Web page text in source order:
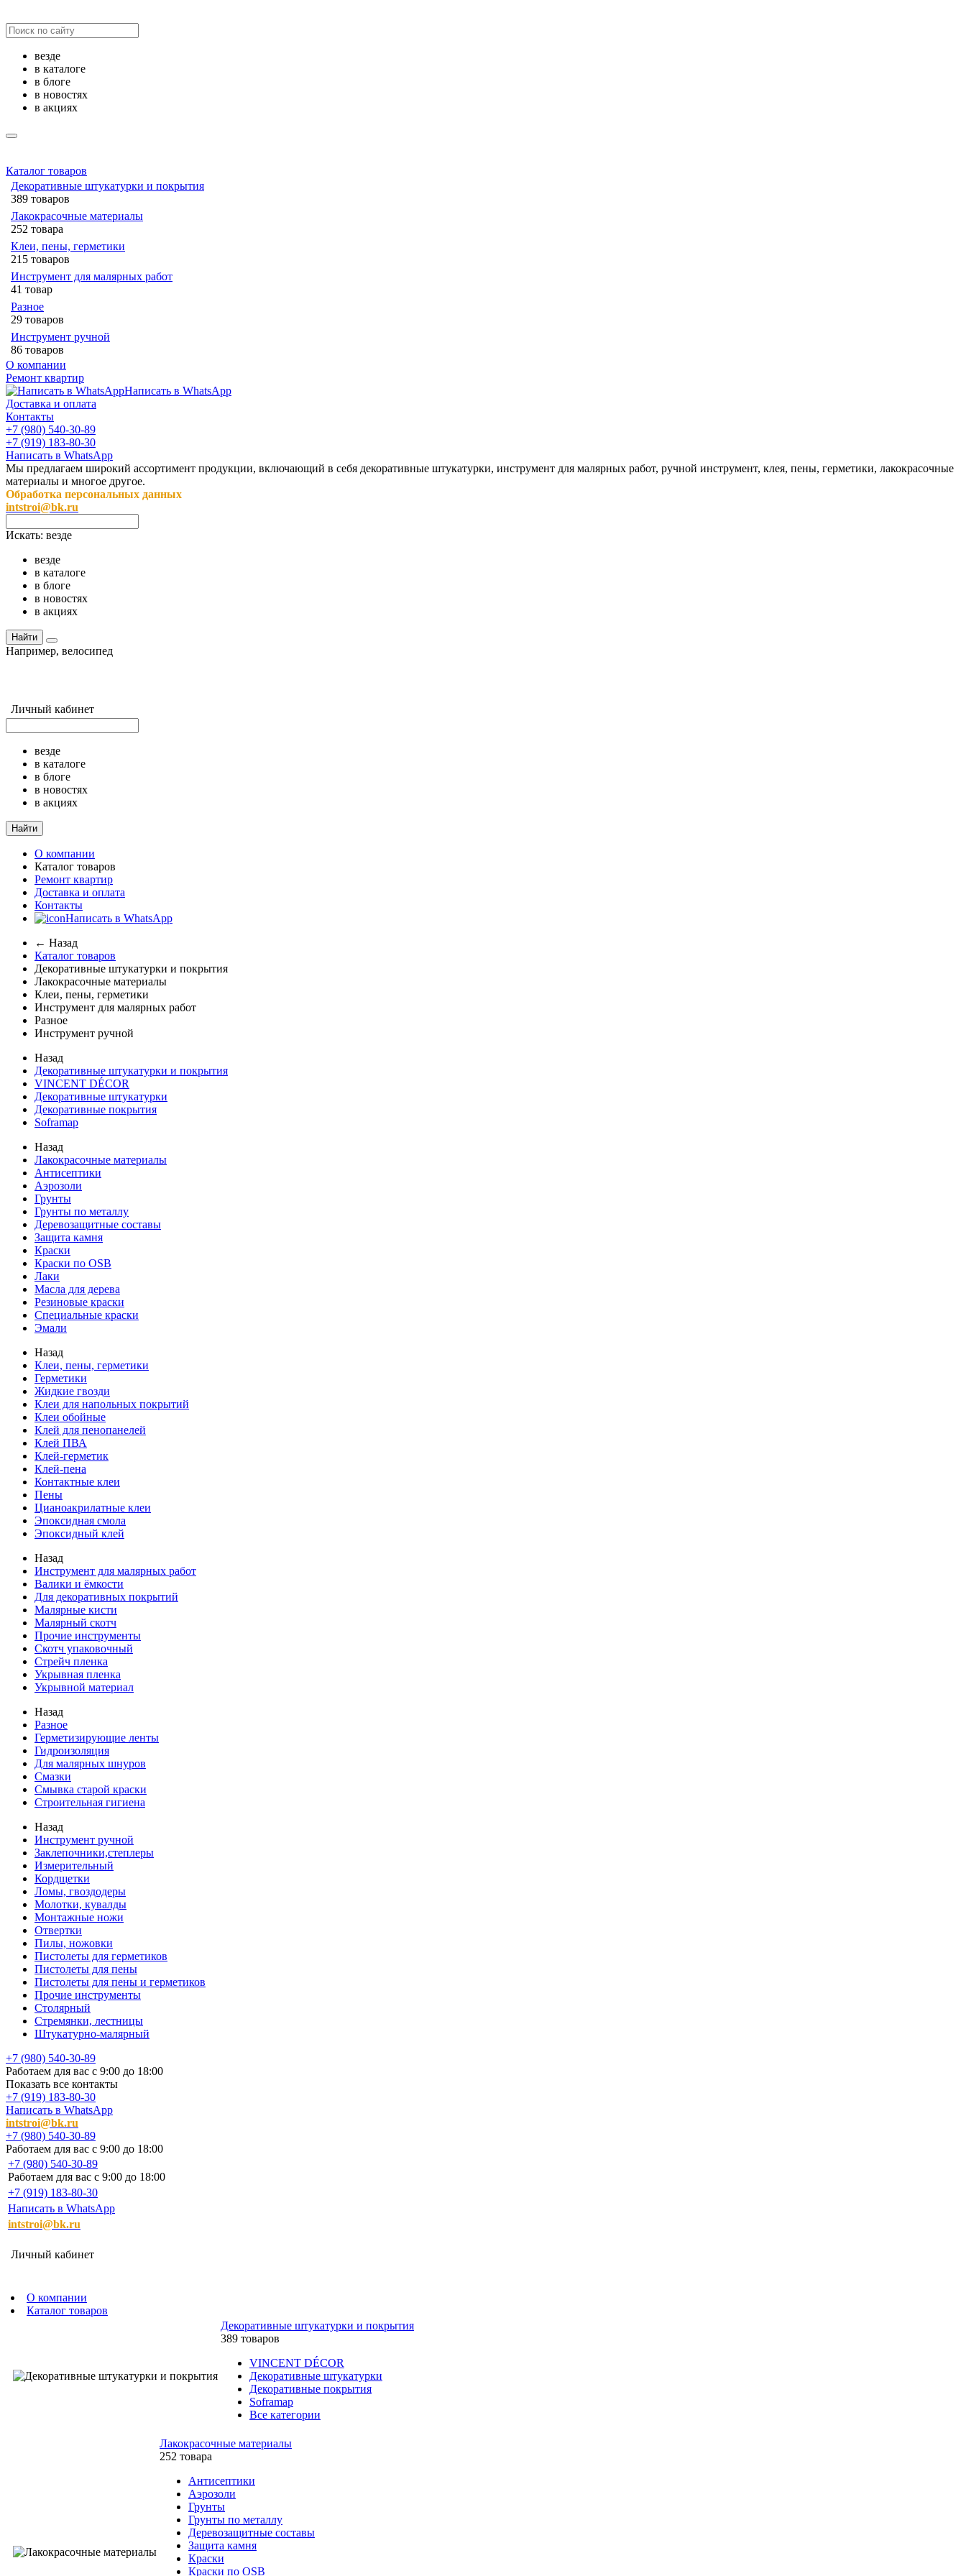
везде
в каталоге
в блоге
в новостях
в акциях
Каталог товаров
Декоративные штукатурки и покрытия
389 товаров
Лакокрасочные материалы
252 товара
Клеи, пены, герметики
215 товаров
Инструмент для малярных работ
41 товар
Разное
29 товаров
Инструмент ручной
86 товаров
О компании
Ремонт квартир
Написать в WhatsApp
Доставка и оплата
Контакты
+7 (980) 540-30-89
+7 (919) 183-80-30
Написать в WhatsApp
Мы предлагаем широкий ассортимент продукции, включающий в себя декоративные штукатурки, инструмент для малярных работ, ручной инструмент, клея, пены, герметики, лакокрасочные
материалы и многое другое.
Обработка персональных данных
intstroi@bk.ru
Искать: везде
везде
в каталоге
в блоге
в новостях
в акциях
Найти
Например, велосипед
Личный кабинет
везде
в каталоге
в блоге
в новостях
в акциях
Найти
О компании
Каталог товаров
Ремонт квартир
Доставка и оплата
Контакты
Написать в WhatsApp
← Назад
Каталог товаров
Декоративные штукатурки и покрытия
Лакокрасочные материалы
Клеи, пены, герметики
Инструмент для малярных работ
Разное
Инструмент ручной
Назад
Декоративные штукатурки и покрытия
VINCENT DÉCOR
Декоративные штукатурки
Декоративные покрытия
Soframap
Назад
Лакокрасочные материалы
Антисептики
Аэрозоли
Грунты
Грунты по металлу
Деревозащитные составы
Защита камня
Краски
Краски по OSB
Лаки
Масла для дерева
Резиновые краски
Специальные краски
Эмали
Назад
Клеи, пены, герметики
Герметики
Жидкие гвозди
Клеи для напольных покрытий
Клеи обойные
Клей для пенопанелей
Клей ПВА
Клей-герметик
Клей-пена
Контактные клеи
Пены
Цианоакрилатные клеи
Эпоксидная смола
Эпоксидный клей
Назад
Инструмент для малярных работ
Валики и ёмкости
Для декоративных покрытий
Малярные кисти
Малярный скотч
Прочие инструменты
Скотч упаковочный
Стрейч пленка
Укрывная пленка
Укрывной материал
Назад
Разное
Герметизирующие ленты
Гидроизоляция
Для малярных шнуров
Смазки
Смывка старой краски
Строительная гигиена
Назад
Инструмент ручной
Заклепочники,степлеры
Измерительный
Кордщетки
Ломы, гвоздодеры
Молотки, кувалды
Монтажные ножи
Отвертки
Пилы, ножовки
Пистолеты для герметиков
Пистолеты для пены
Пистолеты для пены и герметиков
Прочие инструменты
Столярный
Стремянки, лестницы
Штукатурно-малярный
+7 (980) 540-30-89
Работаем для вас с 9:00 до 18:00
Показать все контакты
+7 (919) 183-80-30
Написать в WhatsApp
intstroi@bk.ru
+7 (980) 540-30-89
Работаем для вас с 9:00 до 18:00
+7 (980) 540-30-89
Работаем для вас с 9:00 до 18:00
+7 (919) 183-80-30
Написать в WhatsApp
intstroi@bk.ru
Личный кабинет
О компании
Каталог товаров
Декоративные штукатурки и покрытия
389 товаров
VINCENT DÉCOR
Декоративные штукатурки
Декоративные покрытия
Soframap
Все категории
Лакокрасочные материалы
252 товара
Антисептики
Аэрозоли
Грунты
Грунты по металлу
Деревозащитные составы
Защита камня
Краски
Краски по OSB